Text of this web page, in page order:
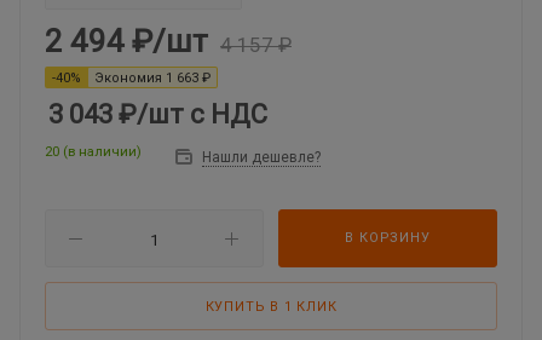
2 494 ₽/шт 4 157₽
-40% Экономия 1 663 ₽
3 043 ₽/шт с НДС
20 (в наличии) Нашли дешевле?
В КОРЗИНУ
КУПИТЬ В 1 КЛИК